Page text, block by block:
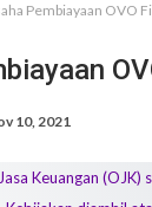
Pembiayaan OVO
10, 2021